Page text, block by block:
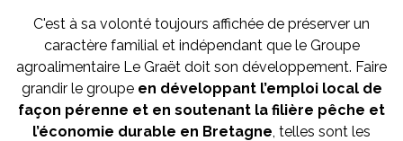
C'est à sa volonté toujours affichée de préserver un
caractère familial et indépendant que le Groupe
agroalimentaire Le Graët doit son développement. Faire
grandir le groupe en développant l’emploi local de
façon pérenne et en soutenant la filière pêche et
l’économie durable en Bretagne, telles sont les